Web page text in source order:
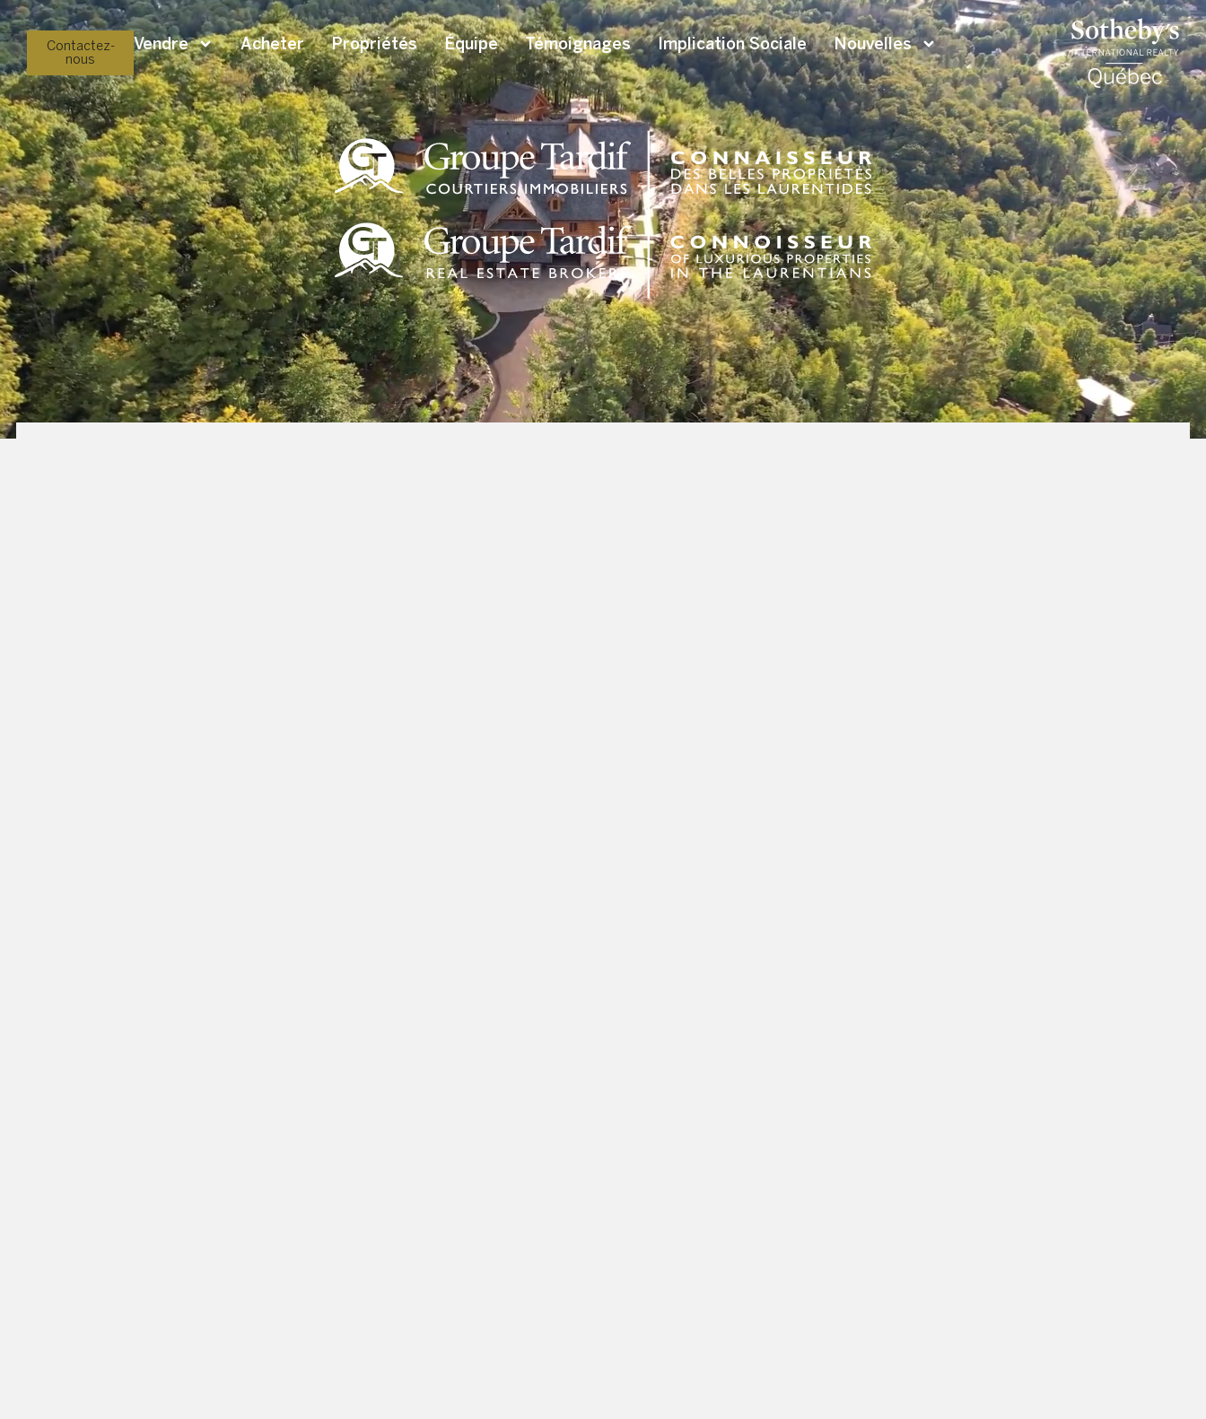
Contactez-
nous
Vendre Acheter Propriétés Équipe Témoignages Implication Sociale Nouvelles